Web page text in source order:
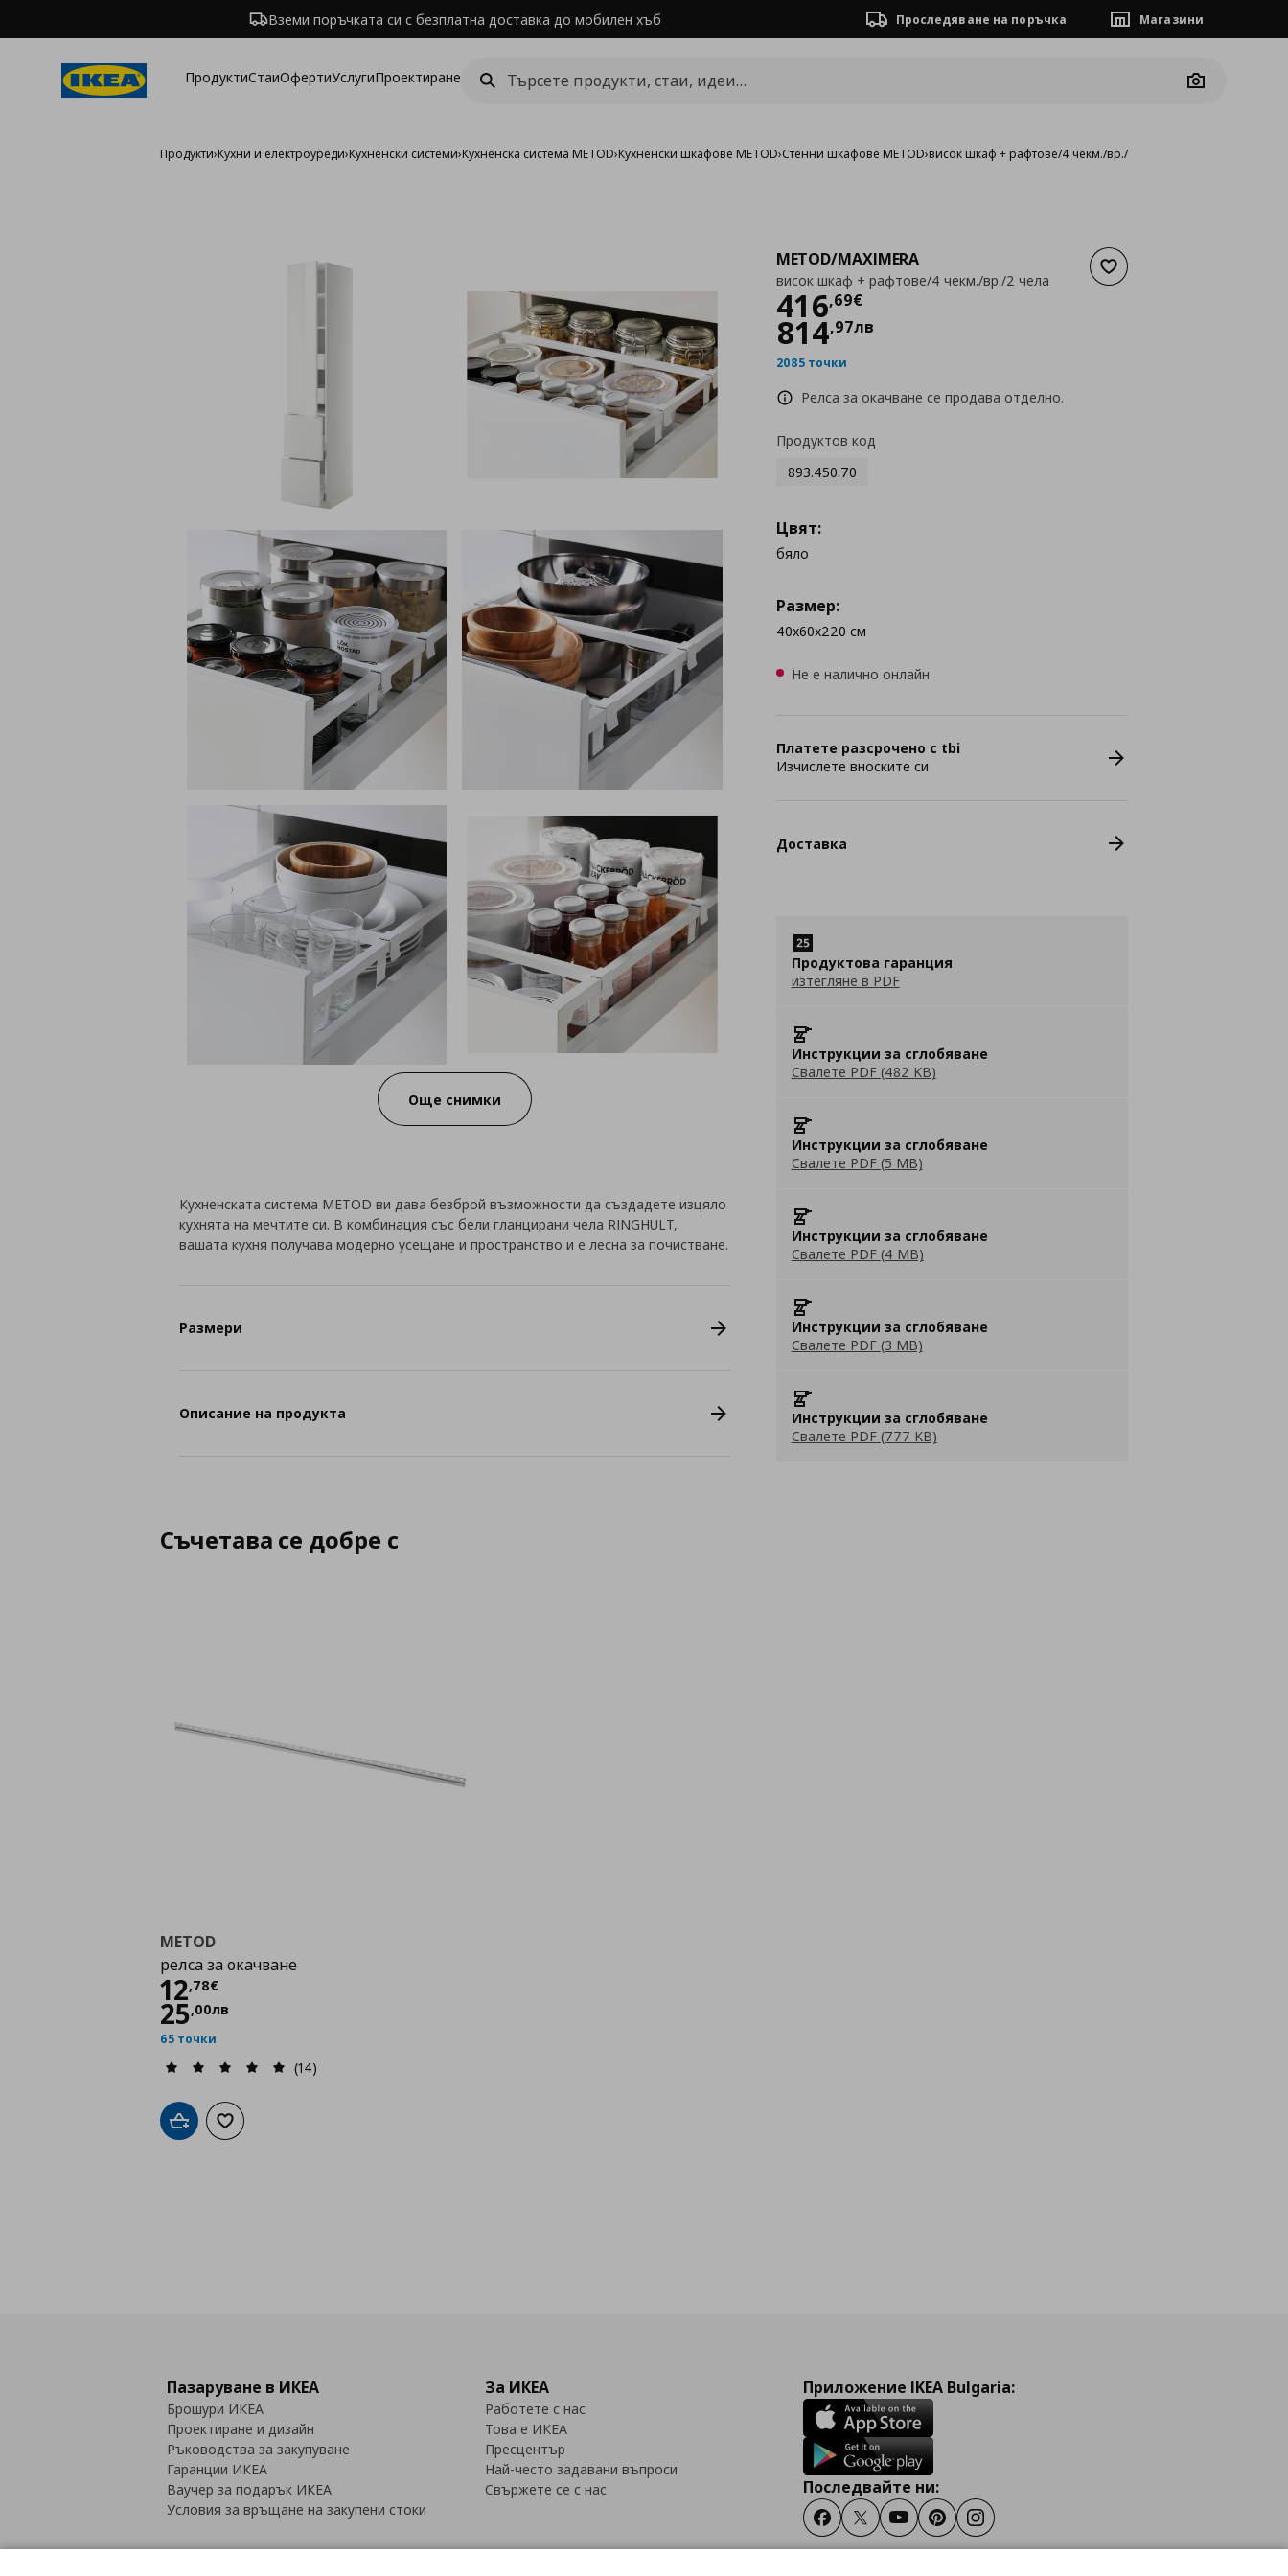
Вземи поръчката си с безплатна доставка до мобилен хъб Проследяване на поръчка Магазини
ПродуктиСтаиОфертиУслугиПроектиране
Camera
Продукти›Кухни и електроуреди›Кухненски системи›Кухненска система METOD›Кухненски шкафове METOD›Стенни шкафове METOD›висок шкаф + рафтове/4 чекм./вр./2 чела
Още снимки
Добави към списъка с
METOD/MAXIMERA
висок шкаф + рафтове/4 чекм./вр./2 чела
416,69€
Цена416,69 €
814,97лв
2085 точки
Релса за окачване се продава отделно.
Продуктов код
893.450.70
Цвят:
бяло
Размер:
40x60x220 см
Не е налично онлайн
Платете разсрочено с tbi
Изчислете вноските си
Доставка
Продуктова гаранция
изтегляне в PDF
Инструкции за сглобяване
Свалете PDF (482 KB)
Инструкции за сглобяване
Свалете PDF (5 MB)
Инструкции за сглобяване
Свалете PDF (4 MB)
Инструкции за сглобяване
Свалете PDF (3 MB)
Инструкции за сглобяване
Свалете PDF (777 KB)
Кухненската система METOD ви дава безброй възможности да създадете изцяло
кухнята на мечтите си. В комбинация със бели гланцирани чела RINGHULT,
вашата кухня получава модерно усещане и пространство и е лесна за почистване.
Размери
Описание на продукта
Съчетава се добре с
METOD
релса за окачване
12,78€
Цена
25,00лв
65 точки
(14)
Добави в кошницата
Добави към списъка с любими
Пазаруване в ИКЕА
Брошури ИКЕА
Проектиране и дизайн
Ръководства за закупуване
Гаранции ИКЕА
Ваучер за подарък ИКЕА
Условия за връщане на закупени стоки
За ИКЕА
Работете с нас
Това е ИКЕА
Пресцентър
Най-често задавани въпроси
Свържете се с нас
Приложение IKEA Bulgaria:
Последвайте ни:
FacebookTwitterYoutubePinterestInstagram